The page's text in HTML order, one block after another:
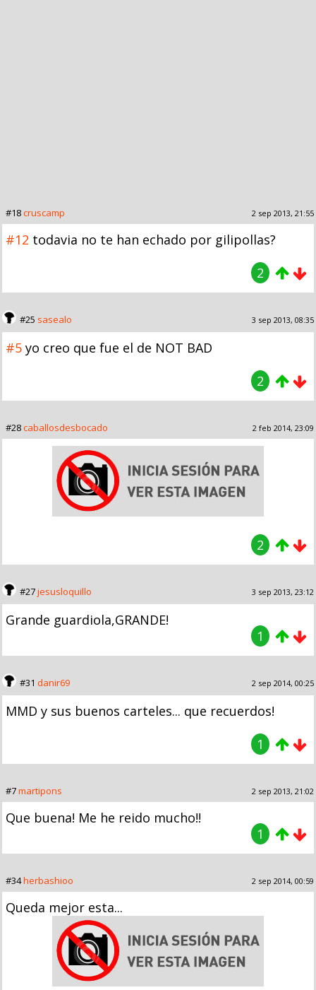
#18cruscamp 2 sep 2013, 21:55
#12 todavia no te han echado por gilipollas?
2
#25 sasealo 3 sep 2013, 08:35
#5 yo creo que fue el de NOT BAD
2
#28caballosdesbocado 2 feb 2014, 23:09
2
#27jesusloquillo 3 sep 2013, 23:12
Grande guardiola,GRANDE!
1
#31 danir69 2 sep 2014, 00:25
MMD y sus buenos carteles... que recuerdos!
1
#7martipons 2 sep 2013, 21:02
Que buena! Me he reido mucho!!
1
#34herbashioo 2 sep 2014, 00:59
Queda mejor esta...